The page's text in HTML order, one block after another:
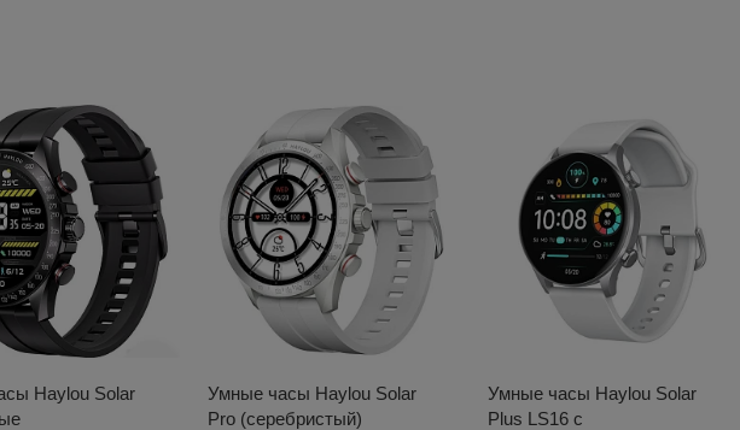
Haylou Solar
Умные часы Haylou Solar
Pro (серебристый)
Умные часы Haylou Solar
Plus LS16 с